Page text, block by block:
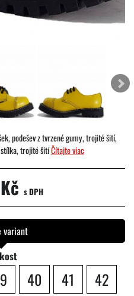
podešev z tvrzené gumy, trojité šití,
stílka, trojité šitíČítajte viac
s DPH
variant
40 41
42